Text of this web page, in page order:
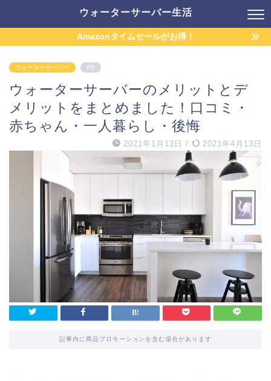
ウォーターサーバー生活
Amazonタイムセールがお得！
ウォーターサーバー PR
ウォーターサーバーのメリットとデ
メリットをまとめました！口コミ・
赤ちゃん・一人暮らし・後悔
2021年1月13日 / 2021年4月13日
記事内に商品プロモーションを含む場合があります